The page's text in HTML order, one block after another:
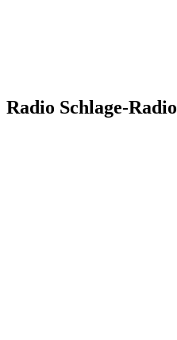
Radio Schlage-Radio